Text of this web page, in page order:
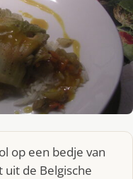
op een bedje van
de Belgische